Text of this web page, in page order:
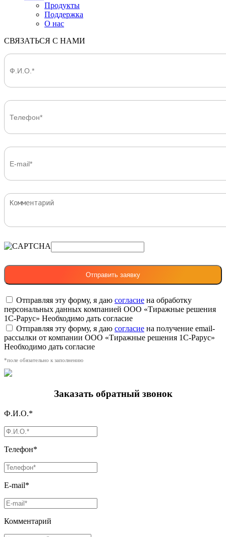
Продукты
Поддержка
О нас
СВЯЗАТЬСЯ С НАМИ
Отправляя эту форму, я даю согласие на обработку
персональных данных компанией ООО «Тиражные решения
1С-Рарус» Необходимо дать согласие
Отправляя эту форму, я даю согласие на получение email-
рассылки от компании ООО «Тиражные решения 1С-Рарус»
Необходимо дать согласие
*поле обязательно к заполнению
Заказать обратный звонок
Ф.И.О.*
Телефон*
E-mail*
Комментарий